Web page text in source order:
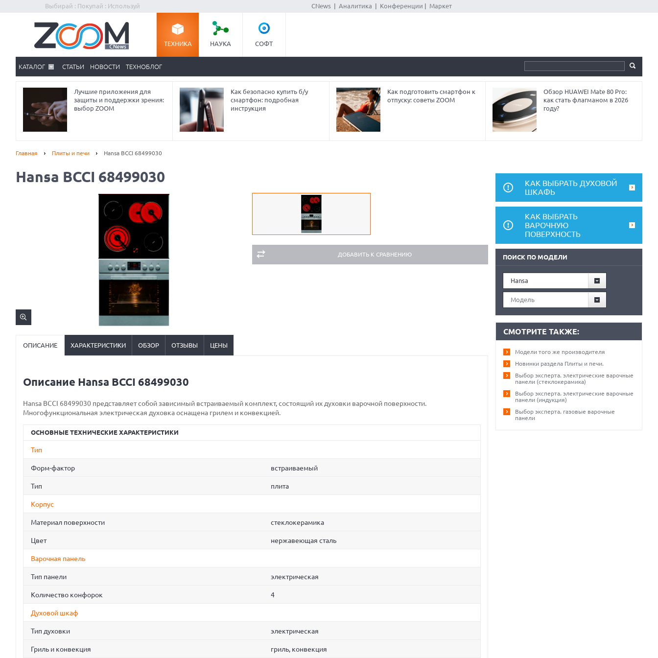
Выбирай : Покупай : Используй CNews| Аналитика Конференции Маркет
ТЕХНИКА НАУКА СОФТ
КАТАЛОГ СТАТЬИ НОВОСТИ ТЕХНОБЛОГ
Лучшие приложения для
защиты и поддержки зрения:
выбор ZOOM
Как безопасно купить б/у
смартфон: подробная
инструкция
Как подготовить смартфон к
отпуску: советы ZOOM
Обзор HUAWEI Mate 80 Pro:
как стать флагманом в 2026
году?
Главная Плиты и печи Hansa BCCI 68499030
Hansa BCCI 68499030
ДОБАВИТЬ К СРАВНЕНИЮ
ОПИСАНИЕ ХАРАКТЕРИСТИКИ ОБЗОР ОТЗЫВЫ ЦЕНЫ
Описание Hansa BCCI 68499030
Hansa BCCI 68499030 представляет собой зависимый встраиваемый комплект, состоящий их духовки варочной поверхности.
Многофункциональная электрическая духовка оснащена грилем и конвекцией.
ОСНОВНЫЕ ТЕХНИЧЕСКИЕ ХАРАКТЕРИСТИКИ
Тип
Форм-фактор встраиваемый
Тип плита
Корпус
Материал поверхности стеклокерамика
Цвет нержавеющая сталь
Варочная панель
Тип панели электрическая
Количество конфорок 4
Духовой шкаф
Тип духовки электрическая
Гриль и конвекция гриль, конвекция
КАК ВЫБРАТЬ ДУХОВОЙ
ШКАФЬ
КАК ВЫБРАТЬ
ВАРОЧНУЮ
ПОВЕРХНОСТЬ
ПОИСК ПО МОДЕЛИ
Hansa
Модель
СМОТРИТЕ ТАКЖЕ:
Модели того же производителя
Новинки раздела Плиты и печи.
Выбор эксперта. электрические варочные
панели (стеклокерамика)
Выбор эксперта. электрические варочные
панели (индукция)
Выбор эксперта. газовые варочные
панели